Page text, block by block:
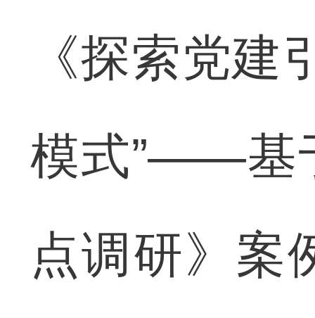
《探索党
模式”——基
点调研》案